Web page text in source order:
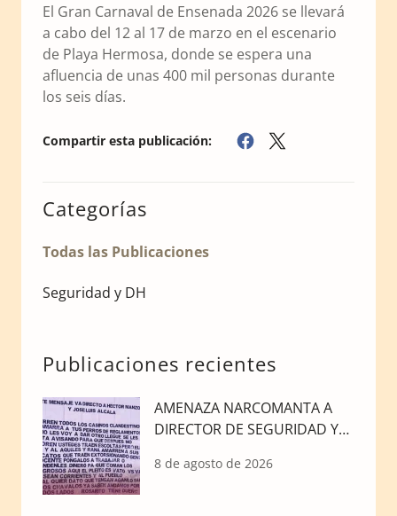
El Gran Carnaval de Ensenada 2026 se llevará
a cabo del 12 al 17 de marzo en el escenario
de Playa Hermosa, donde se espera una
afluencia de unas 400 mil personas durante
los seis días.
Compartir esta publicación:
Categorías
Todas las Publicaciones
Seguridad y DH
Publicaciones recientes
AMENAZA NARCOMANTA A
DIRECTOR DE SEGURIDAD Y
8 de agosto de 2026